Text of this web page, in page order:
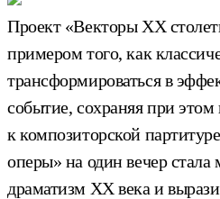
Проект «Векторы XX
примером того, как
трансформироваться в
событие, сохраняя при
к композиторской
оперы» на один вечер стала
драматизм XX века и